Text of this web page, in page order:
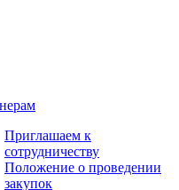
Приглашаем к
сотрудничеству
Положение о проведении
закупок